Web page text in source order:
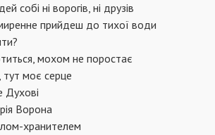
собі ні ворогів, ні друзів
прийдеш до тихої води
мохом не поростає
тут моє серце
Духові
Ворона
хранителем